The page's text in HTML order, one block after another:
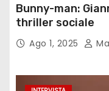
Bunny-man:
thriller sociale
Ago 1, 2025